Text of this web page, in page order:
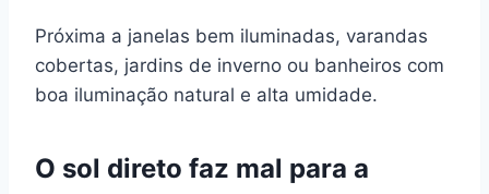
Próxima a janelas bem iluminadas, varandas
cobertas, jardins de inverno ou banheiros com
boa iluminação natural e alta umidade.
O sol direto faz mal para a